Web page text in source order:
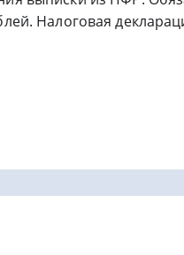
Налоговая